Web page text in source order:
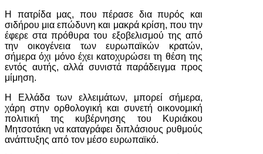
Η πατρίδα μας, που πέρασε δια πυρός και
σιδήρου μια επώδυνη και μακρά κρίση, που την
έφερε στα πρόθυρα του εξοβελισμού της από
την οικογένεια των ευρωπαϊκών κρατών,
σήμερα όχι μόνο έχει κατοχυρώσει τη θέση της
εντός αυτής, αλλά συνιστά παράδειγμα προς
μίμηση.
Η Ελλάδα των ελλειμάτων, μπορεί σήμερα,
χάρη στην ορθολογική και συνετή οικονομική
πολιτική της κυβέρνησης του Κυριάκου
Μητσοτάκη να καταγράφει διπλάσιους ρυθμούς
ανάπτυξης από τον μέσο ευρωπαϊκό.